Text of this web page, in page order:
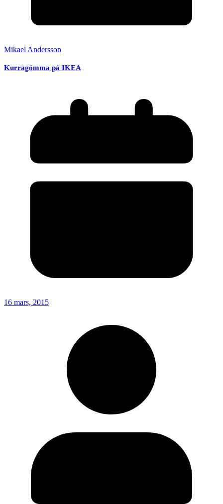
Mikael Andersson
Kurragömma på IKEA
16 mars, 2015